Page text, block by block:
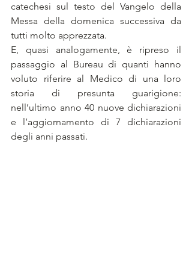
catechesi sul testo del Vangelo della
Messa della domenica successiva da
tutti molto apprezzata.
E, quasi analogamente, è ripreso il
passaggio al Bureau di quanti hanno
voluto riferire al Medico di una loro
storia di presunta guarigione:
nell’ultimo anno 40 nuove dichiarazioni
e l’aggiornamento di 7 dichiarazioni
degli anni passati.